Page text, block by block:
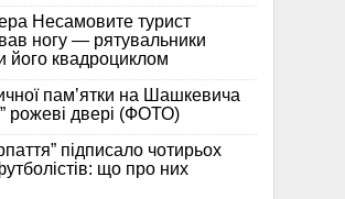
Несамовите турист
ногу — рятувальники
його квадроциклом
памʼятки на Шашкевича
рожеві двері (ФОТО)
підписало чотирьох
що про них